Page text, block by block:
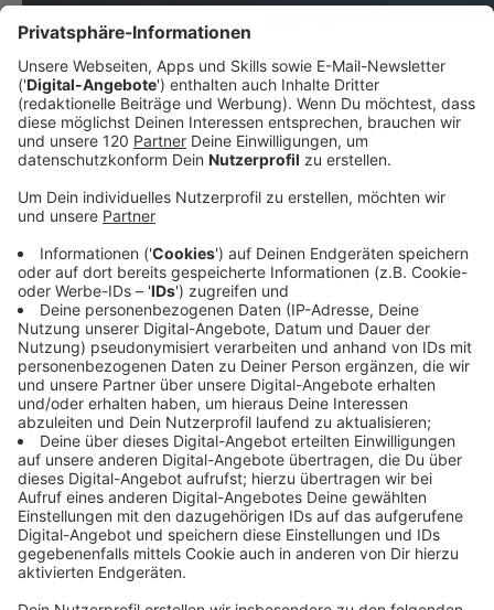
Angst vor Blackout auch in OÖ